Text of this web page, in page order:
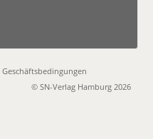
© SN-Verlag Hamburg 2026